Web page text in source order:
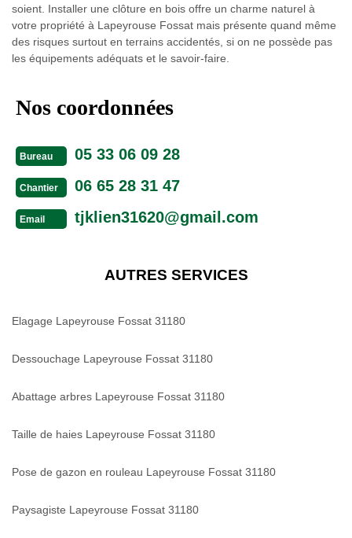
soient. Installer une clôture en bois offre un charme naturel à
votre propriété à Lapeyrouse Fossat mais présente quand même
des risques surtout en terrains accidentés, si on ne possède pas
les équipements adéquats et le savoir-faire.
Nos coordonnées
Bureau 05 33 06 09 28
Chantier 06 65 28 31 47
Email tjklien31620@gmail.com
AUTRES SERVICES
Elagage Lapeyrouse Fossat 31180
Dessouchage Lapeyrouse Fossat 31180
Abattage arbres Lapeyrouse Fossat 31180
Taille de haies Lapeyrouse Fossat 31180
Pose de gazon en rouleau Lapeyrouse Fossat 31180
Paysagiste Lapeyrouse Fossat 31180